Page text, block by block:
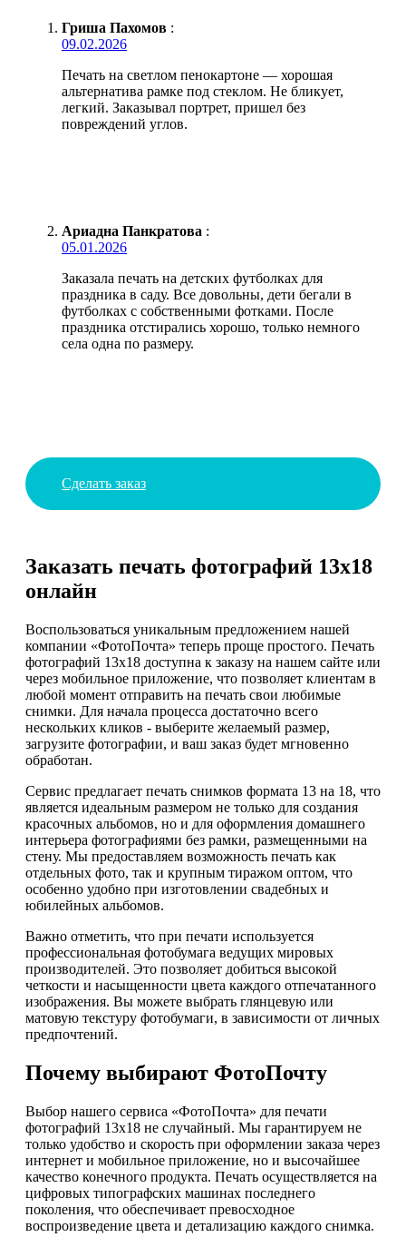
Гриша Пахомов :
09.02.2026
Печать на светлом пенокартоне — хорошая
альтернатива рамке под стеклом. Не бликует,
легкий. Заказывал портрет, пришел без
повреждений углов.
Ариадна Панкратова :
05.01.2026
Заказала печать на детских футболках для
праздника в саду. Все довольны, дети бегали в
футболках с собственными фотками. После
праздника отстирались хорошо, только немного
села одна по размеру.
Сделать заказ
Заказать печать фотографий 13х18
онлайн
Воспользоваться уникальным предложением нашей
компании «ФотоПочта» теперь проще простого. Печать
фотографий 13х18 доступна к заказу на нашем сайте или
через мобильное приложение, что позволяет клиентам в
любой момент отправить на печать свои любимые
снимки. Для начала процесса достаточно всего
нескольких кликов - выберите желаемый размер,
загрузите фотографии, и ваш заказ будет мгновенно
обработан.
Сервис предлагает печать снимков формата 13 на 18, что
является идеальным размером не только для создания
красочных альбомов, но и для оформления домашнего
интерьера фотографиями без рамки, размещенными на
стену. Мы предоставляем возможность печать как
отдельных фото, так и крупным тиражом оптом, что
особенно удобно при изготовлении свадебных и
юбилейных альбомов.
Важно отметить, что при печати используется
профессиональная фотобумага ведущих мировых
производителей. Это позволяет добиться высокой
четкости и насыщенности цвета каждого отпечатанного
изображения. Вы можете выбрать глянцевую или
матовую текстуру фотобумаги, в зависимости от личных
предпочтений.
Почему выбирают ФотоПочту
Выбор нашего сервиса «ФотоПочта» для печати
фотографий 13х18 не случайный. Мы гарантируем не
только удобство и скорость при оформлении заказа через
интернет и мобильное приложение, но и высочайшее
качество конечного продукта. Печать осуществляется на
цифровых типографских машинах последнего
поколения, что обеспечивает превосходное
воспроизведение цвета и детализацию каждого снимка.